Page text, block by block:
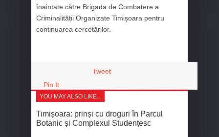
înaintate către Brigada de Combatere a
Criminalității Organizate Timișoara pentru
continuarea cercetărilor.
Tweet
Pin It
YOU MAY ALSO LIKE...
Timișoara: prinși cu droguri în Parcul
Botanic și Complexul Studențesc